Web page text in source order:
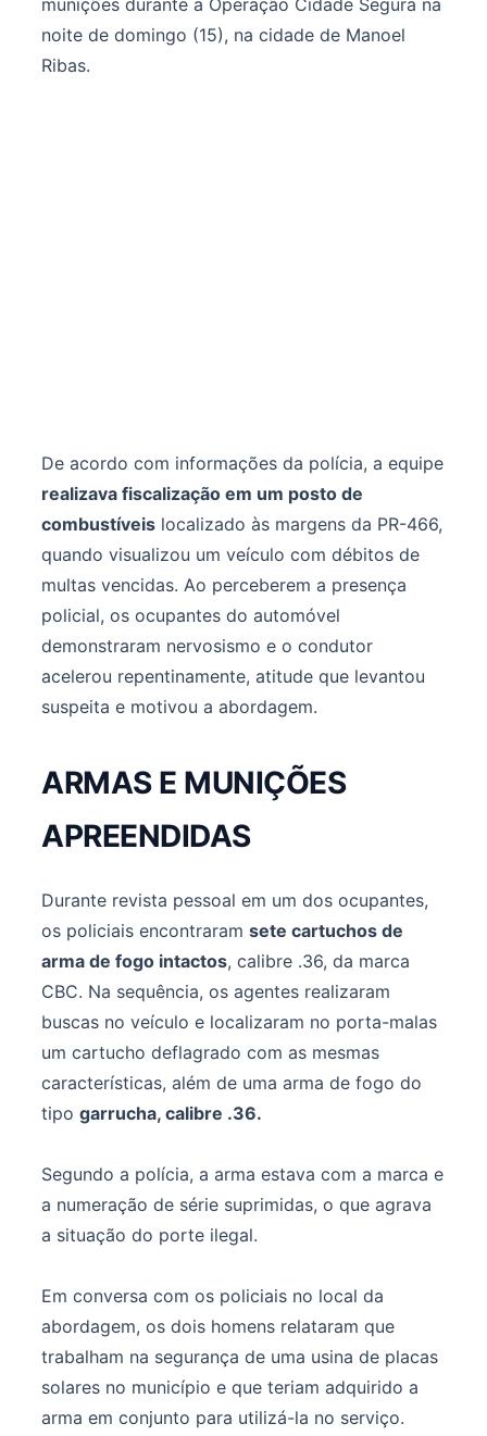
noite de domingo (15), na cidade de Manoel
Ribas.
De acordo com informações da polícia, a equipe
realizava fiscalização em um posto de
combustíveis localizado às margens da PR-466,
quando visualizou um veículo com débitos de
multas vencidas. Ao perceberem a presença
policial, os ocupantes do automóvel
demonstraram nervosismo e o condutor
acelerou repentinamente, atitude que levantou
suspeita e motivou a abordagem.
ARMAS E MUNIÇÕES
APREENDIDAS
Durante revista pessoal em um dos ocupantes,
os policiais encontraram sete cartuchos de
arma de fogo intactos, calibre .36, da marca
CBC. Na sequência, os agentes realizaram
buscas no veículo e localizaram no porta-malas
um cartucho deflagrado com as mesmas
características, além de uma arma de fogo do
tipo garrucha, calibre .36.
Segundo a polícia, a arma estava com a marca e
a numeração de série suprimidas, o que agrava
a situação do porte ilegal.
Em conversa com os policiais no local da
abordagem, os dois homens relataram que
trabalham na segurança de uma usina de placas
solares no município e que teriam adquirido a
arma em conjunto para utilizá-la no serviço.